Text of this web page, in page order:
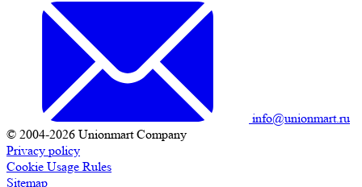
info@unionmart.ru
© 2004-2026 Unionmart Company
Privacy policy
Cookie Usage Rules
Sitemap